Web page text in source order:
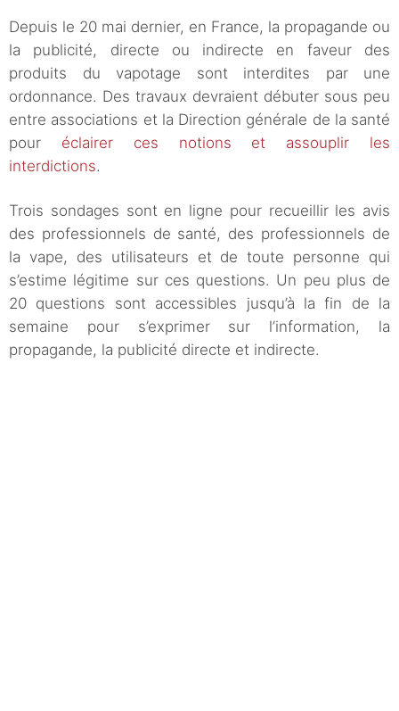
Depuis le 20 mai dernier, en France, la propagande ou
la publicité, directe ou indirecte en faveur des
produits du vapotage sont interdites par une
ordonnance. Des travaux devraient débuter sous peu
entre associations et la Direction générale de la santé
pour éclairer ces notions et assouplir les
interdictions.
Trois sondages sont en ligne pour recueillir les avis
des professionnels de santé, des professionnels de
la vape, des utilisateurs et de toute personne qui
s’estime légitime sur ces questions. Un peu plus de
20 questions sont accessibles jusqu’à la fin de la
semaine pour s’exprimer sur l’information, la
propagande, la publicité directe et indirecte.